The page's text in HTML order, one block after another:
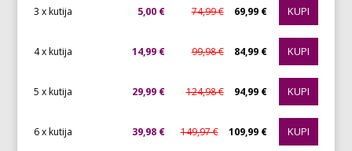
3 x kutija 5,00 € 74,99 € 69,99 € KUPI
4 x kutija 14,99 € 99,98 € 84,99 € KUPI
5 x kutija 29,99 € 124,98 € 94,99 € KUPI
6 x kutija 39,98 € 149,97 € 109,99 € KUPI